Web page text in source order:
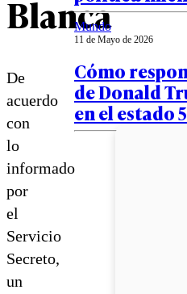
Blanca
De
acuerdo
con
lo
informado
por
el
Servicio
Secreto,
un
Mundo
11 de Mayo de 2026
Cómo
de Donald
en el estado